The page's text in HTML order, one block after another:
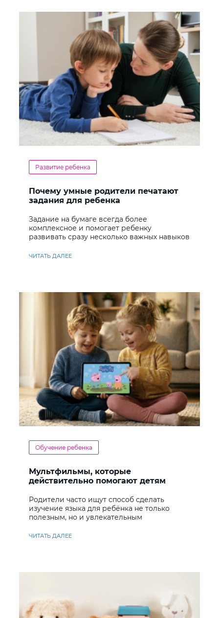
Развитие ребенка
Почему умные родители печатают
задания для ребенка
Задание на бумаге всегда более
комплексное и помогает ребенку
развивать сразу несколько важных навыков
ЧИТАТЬ ДАЛЕЕ
Обучение ребенка
Мультфильмы, которые
действительно помогают детям
Родители часто ищут способ сделать
изучение языка для ребёнка не только
полезным, но и увлекательным
ЧИТАТЬ ДАЛЕЕ